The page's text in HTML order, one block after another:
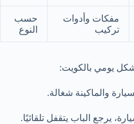
مفكات وأدوات
تركيب
حسب
النوع
يومي بالكويت:
والماكينة شغالة.
يرجع الباب يتقفل تلقائيًا.